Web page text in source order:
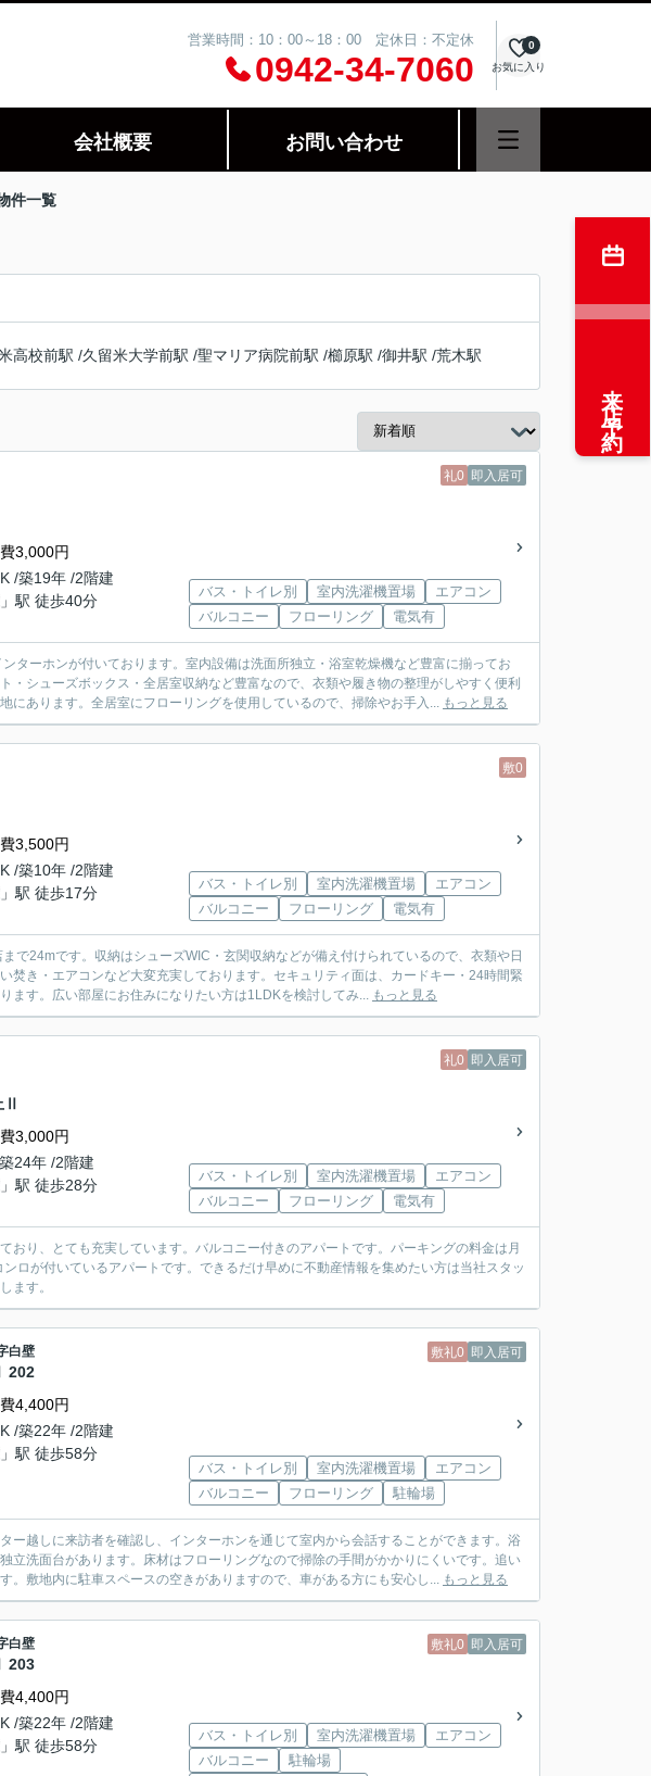
営業時間：10：00～18：00 定休日：不定休
0942-34-7060 お気に入り
0
会社概要 お問い合わせ
件一覧
高校前駅 /久留米大学前駅 /聖マリア病院前駅 /櫛原駅 /御井駅 /荒木駅
礼0 即入居可
3,000円
/築19年 /2階建
」駅 徒歩40分
バス・トイレ別 室内洗濯機置場
エアコン
バルコニー
フローリング 電気有
ターホンが付いております。室内設備は洗面所独立・浴室乾燥機など豊富に揃ってお
・シューズボックス・全居室収納など豊富なので、衣類や履き物の整理がしやすく便利
にあります。全居室にフローリングを使用しているので、掃除やお手入... もっと見る
敷0
3,500円
/築10年 /2階建
」駅 徒歩17分
バス・トイレ別 室内洗濯機置場
エアコン
バルコニー
フローリング 電気有
で24mです。収納はシューズWIC・玄関収納などが備え付けられているので、衣類や日
焚き・エアコンなど大変充実しております。セキュリティ面は、カードキー・24時間緊
ます。広い部屋にお住みになりたい方は1LDKを検討してみ... もっと見る
礼0 即入居可
Ⅱ
3,000円
24年 /2階建
」駅 徒歩28分
バス・トイレ別 室内洗濯機置場
エアコン
バルコニー
フローリング 電気有
おり、とても充実しています。バルコニー付きのアパートです。パーキングの料金は月
ロが付いているアパートです。できるだけ早めに不動産情報を集めたい方は当社スタッ
ます。
敷礼0 即入居可
白壁
202
4,400円
/築22年 /2階建
」駅 徒歩58分
バス・トイレ別 室内洗濯機置場
エアコン
バルコニー
フローリング 駐輪場
越しに来訪者を確認し、インターホンを通じて室内から会話することができます。浴
立洗面台があります。床材はフローリングなので掃除の手間がかかりにくいです。追い
。敷地内に駐車スペースの空きがありますので、車がある方にも安心し... もっと見る
敷礼0 即入居可
白壁
203
4,400円
/築22年 /2階建
」駅 徒歩58分
バス・トイレ別 室内洗濯機置場
エアコン
バルコニー
駐輪場
来店予約